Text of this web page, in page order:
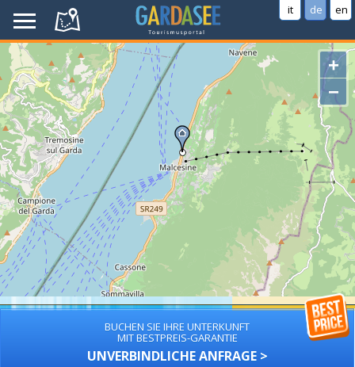
it de en
+
−
BUCHEN SIE IHRE UNTERKUNFT
MIT BESTPREIS-GARANTIE
UNVERBINDLICHE ANFRAGE >